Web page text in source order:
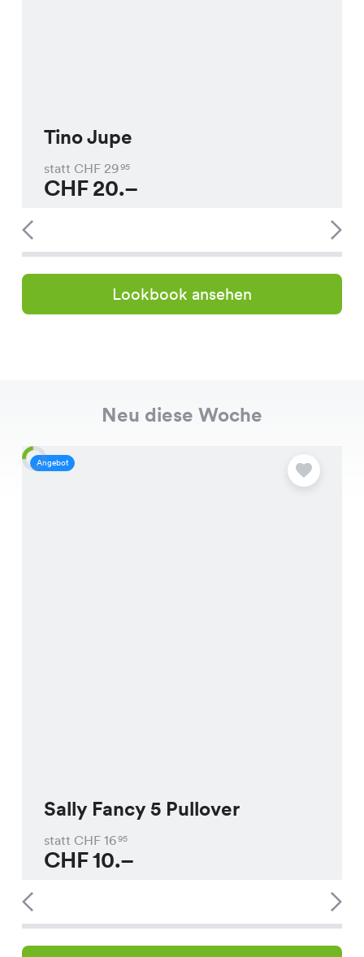
Tino Jupe
statt CHF 2995
CHF20.–
Lookbook ansehen
Neu diese Woche
Angebot
Sally Fancy 5 Pullover
statt CHF 1695
CHF10.–